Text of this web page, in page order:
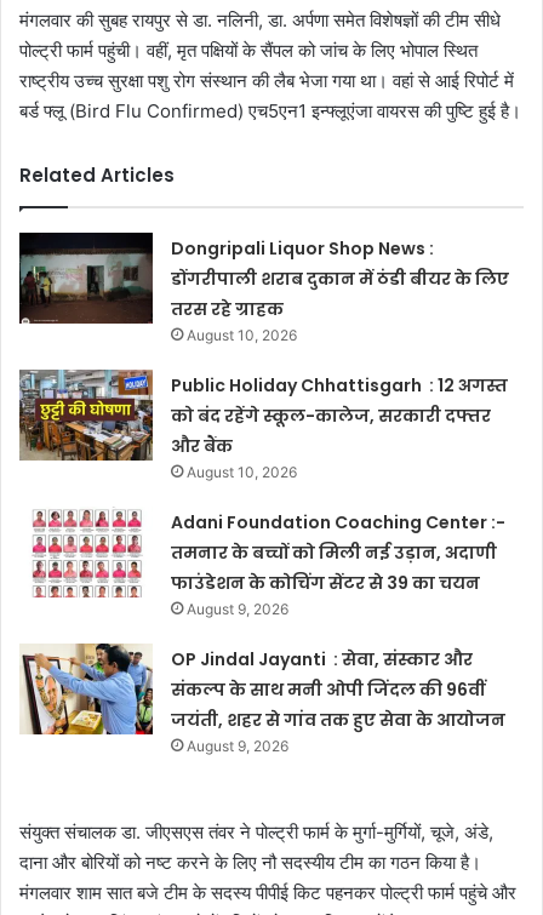
मंगलवार की सुबह रायपुर से डा. नलिनी, डा. अर्पणा समेत विशेषज्ञों की टीम सीधे
पोल्ट्री फार्म पहुंची। वहीं, मृत पक्षियों के सैंपल को जांच के लिए भोपाल स्थित
राष्ट्रीय उच्च सुरक्षा पशु रोग संस्थान की लैब भेजा गया था। वहां से आई रिपोर्ट में
बर्ड फ्लू (Bird Flu Confirmed) एच5एन1 इन्फ्लूएंजा वायरस की पुष्टि हुई है।
Related Articles
Dongripali Liquor Shop News :
डोंगरीपाली शराब दुकान में ठंडी बीयर के लिए
तरस रहे ग्राहक
August 10, 2026
Public Holiday Chhattisgarh : 12 अगस्त
को बंद रहेंगे स्कूल-कालेज, सरकारी दफ्तर
और बैंक
August 10, 2026
Adani Foundation Coaching Center :-
तमनार के बच्चों को मिली नई उड़ान, अदाणी
फाउंडेशन के कोचिंग सेंटर से 39 का चयन
August 9, 2026
OP Jindal Jayanti : सेवा, संस्कार और
संकल्प के साथ मनी ओपी जिंदल की 96वीं
जयंती, शहर से गांव तक हुए सेवा के आयोजन
August 9, 2026
संयुक्त संचालक डा. जीएसएस तंवर ने पोल्ट्री फार्म के मुर्गा-मुर्गियों, चूजे, अंडे,
दाना और बोरियों को नष्ट करने के लिए नौ सदस्यीय टीम का गठन किया है।
मंगलवार शाम सात बजे टीम के सदस्य पीपीई किट पहनकर पोल्ट्री फार्म पहुंचे और